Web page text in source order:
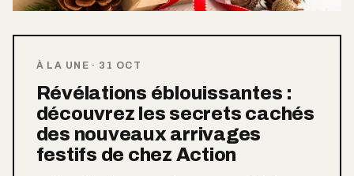
À LA UNE · 31 OCT
Révélations éblouissantes :
découvrez les secrets cachés
des nouveaux arrivages
festifs de chez Action